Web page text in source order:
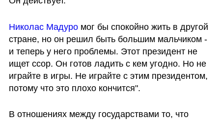
Николас Мадуро мог бы спокойно жить в другой
стране, но он решил быть большим мальчиком -
и теперь у него проблемы. Этот президент не
ищет ссор. Он готов ладить с кем угодно. Но не
играйте в игры. Не играйте с этим президентом,
потому что это плохо кончится".
В отношениях между государствами то, что